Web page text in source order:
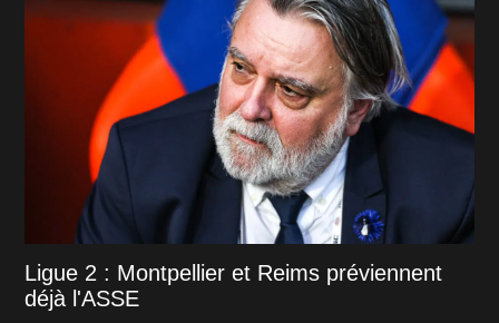
Ligue 2 : Montpellier et Reims préviennent
déjà l'ASSE